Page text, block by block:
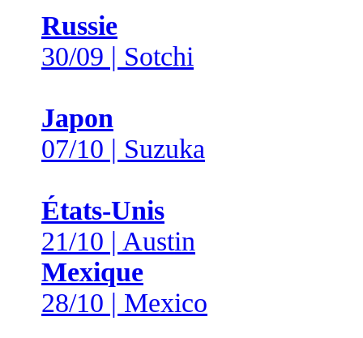
Russie
30/09 | Sotchi
Japon
07/10 | Suzuka
États-Unis
21/10 | Austin
Mexique
28/10 | Mexico